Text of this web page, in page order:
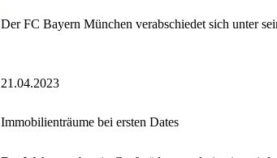
Der FC Bayern München verabschiedet sich unter
21.04.2023
Immobilienträume bei ersten Dates